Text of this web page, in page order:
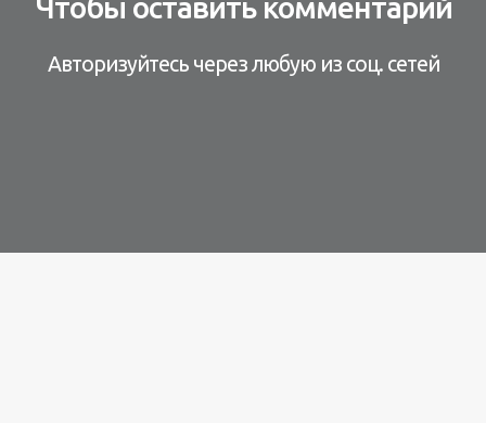
Чтобы оставить комментарий
Авторизуйтесь через любую из соц. сетей